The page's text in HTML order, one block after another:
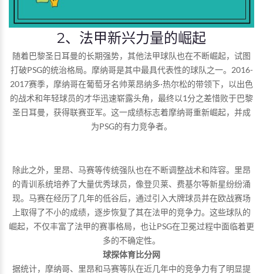
2、法甲新兴力量的崛起
随着巴黎圣日耳曼的长期强势，其他法甲球队也在不断崛起，试图
打破PSG的统治格局。摩纳哥是其中最具代表性的球队之一。2016-
2017赛季，摩纳哥在葡萄牙名帅莱昂纳多·热尔松的带领下，以出色
的战术和年轻球员的才华迅速崭露头角，最终以1分之差惜败于巴黎
圣日耳曼，获得联赛亚军。这一成绩标志着摩纳哥重新崛起，并成
为PSG的有力竞争者。
除此之外，里昂、马赛等传统强队也在不断调整战术和阵容。里昂
的青训系统培养了大量优秀球员，像登贝莱、费基尔等新星纷纷涌
现。马赛在经历了几年的低谷后，通过引入大牌球员并在欧战赛场
上取得了不小的成绩，逐步恢复了其在法甲的竞争力。这些球队的
崛起，不仅丰富了法甲的赛事格局，也让PSG在卫冕过程中面临着更
多的不确定性。
球探体育比分网
据统计，摩纳哥、里昂和马赛等队在近几年中的竞争力有了明显提